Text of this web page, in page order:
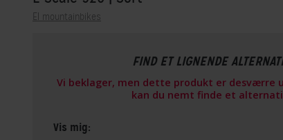
El mountainbikes
FIND ET LIGNENDE
Vi beklager, men dette produkt er desværre
kan du nemt finde et
Vis mig: